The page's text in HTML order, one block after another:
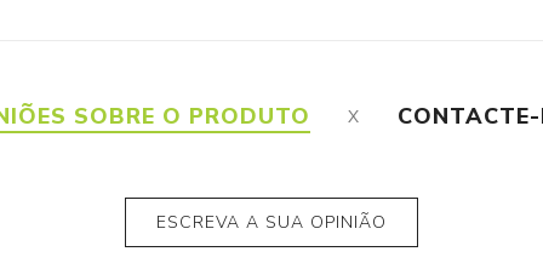
SOBRE O PRODUTO
ESCREVA A SUA OPINIÃO